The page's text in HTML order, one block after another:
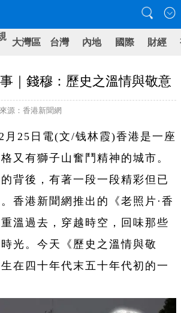
大灣區 台灣 內地 國際 財經
｜錢穆：歷史之溫情與敬意
源：香港新聞網
月25日電(文/钱林霞)香港是一座
又有獅子山奮鬥精神的城市。
背後，有著一段一段精彩但已
香港新聞網推出的《老照片·香
溫過去，穿越時空，回味那些
光。今天《歷史之溫情與敬
在四十年代末五十年代初的一